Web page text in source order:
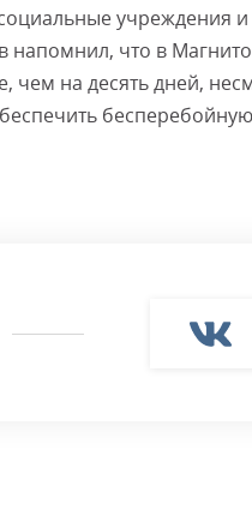
учреждения и
напомнил, что в
чем на десять дней,